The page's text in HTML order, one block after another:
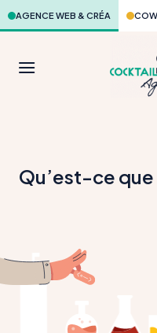
Skip
to
AGENCE WEB & CRÉA
Qu’est-ce